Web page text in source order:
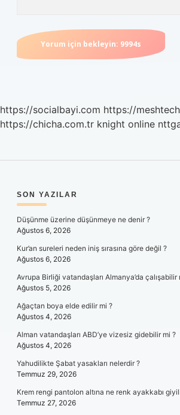
https://socialbayi.com https://
https://chicha.com.tr knight online
SIDEBAR
SON YAZILAR
Düşünme üzerine düşünmeye ne denir ?
Ağustos 6, 2026
Kur’an sureleri neden iniş sırasına göre değil ?
Ağustos 6, 2026
Avrupa Birliği vatandaşları Almanya’da çalışabilir
Ağustos 5, 2026
Ağaçtan boya elde edilir mi ?
Ağustos 4, 2026
Alman vatandaşları ABD’ye vizesiz gidebilir mi ?
Ağustos 4, 2026
Yahudilikte Şabat yasakları nelerdir ?
Temmuz 29, 2026
Krem rengi pantolon altına ne renk ayakkabı
Temmuz 27, 2026